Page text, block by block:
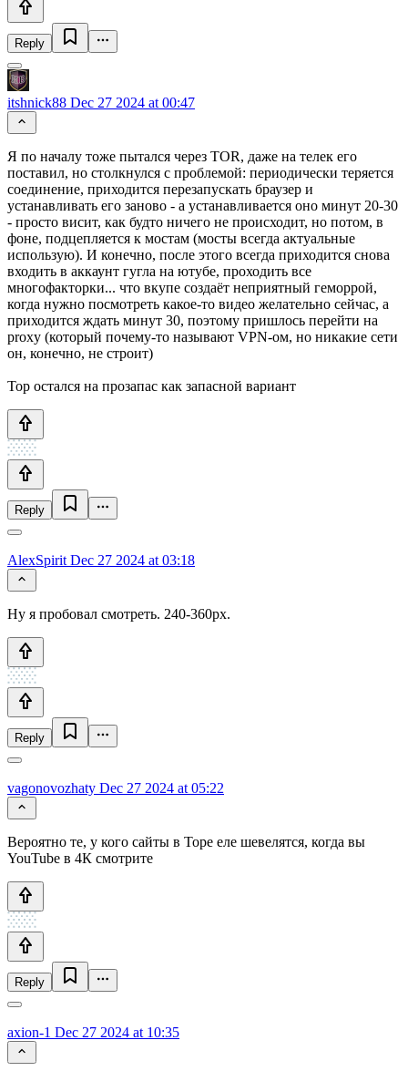
Reply
itshnick88 Dec 27 2024 at 00:47
Я по началу тоже пытался через TOR, даже на телек его
поставил, но столкнулся с проблемой: периодически теряется
соединение, приходится перезапускать браузер и
устанавливать его заново - а устанавливается оно минут 20-30
- просто висит, как будто ничего не происходит, но потом, в
фоне, подцепляется к мостам (мосты всегда актуальные
использую). И конечно, после этого всегда приходится снова
входить в аккаунт гугла на ютубе, проходить все
многофакторки... что вкупе создаёт неприятный геморрой,
когда нужно посмотреть какое-то видео желательно сейчас, а
приходится ждать минут 30, поэтому пришлось перейти на
proxy (который почему-то называют VPN-ом, но никакие сети
он, конечно, не строит)
Тор остался на прозапас как запасной вариант
Reply
AlexSpirit Dec 27 2024 at 03:18
Ну я пробовал смотреть. 240-360px.
Reply
vagonovozhaty Dec 27 2024 at 05:22
Вероятно те, у кого сайты в Торе еле шевелятся, когда вы
YouTube в 4К смотрите
Reply
axion-1 Dec 27 2024 at 10:35